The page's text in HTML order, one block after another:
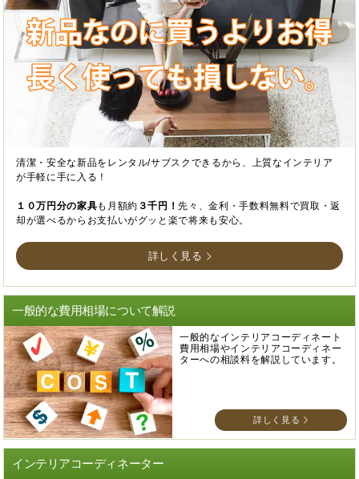
清潔・安全な新品をレンタル/サブスクできるから、上質なインテリア
が手軽に手に入る！
１０万円分の家具も月額約 ３千円！先々、金利・手数料無料で買取・返
却が選べるからお支払いがグッと楽で将来も安心。
詳しく見る
一般的な費用相場について解説
一般的なインテリアコーディネート
費用相場やインテリアコーディネー
ターへの相談料を解説しています。
詳しく見る
インテリアコーディネーター